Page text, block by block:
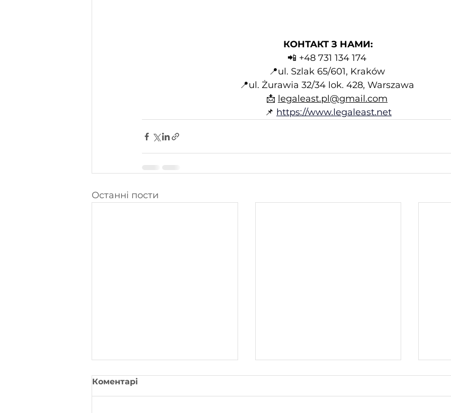
КОНТАКТ З НАМИ:
📲 +48 731 134 174
📍ul. Szlak 65/601, Kraków
📍ul. Żurawia 32/34 lok. 428, Warszawa
📩 legaleast.pl@gmail.com
📌 https://www.legaleast.net
Останні пости
Коментарі